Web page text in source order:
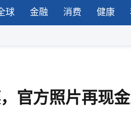
球 金融 消费 健康
官方照片再现